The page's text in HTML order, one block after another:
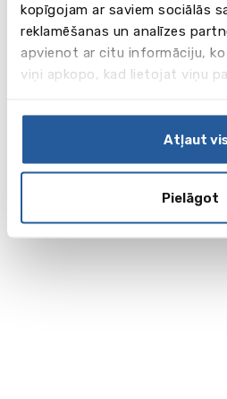
kopīgojam ar saviem sociālās
reklamēšanas un analīzes
apvienot ar citu informāciju,
viņi apkopo, kad lietojat viņu
Atļaut
Pielāgot